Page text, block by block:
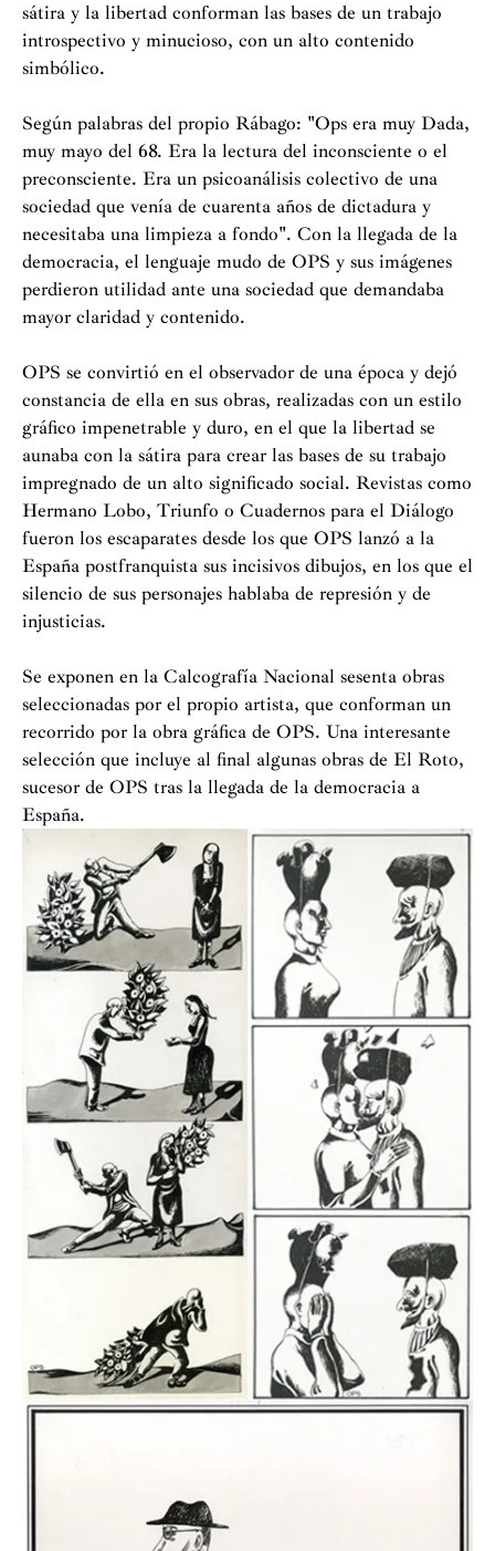
sátira y la libertad conforman las bases de un trabajo
introspectivo y minucioso, con un alto contenido
simbólico.
Según palabras del propio Rábago: "Ops era muy Dada,
muy mayo del 68. Era la lectura del inconsciente o el
preconsciente. Era un psicoanálisis colectivo de una
sociedad que venía de cuarenta años de dictadura y
necesitaba una limpieza a fondo". Con la llegada de la
democracia, el lenguaje mudo de OPS y sus imágenes
perdieron utilidad ante una sociedad que demandaba
mayor claridad y contenido.
OPS se convirtió en el observador de una época y dejó
constancia de ella en sus obras, realizadas con un estilo
gráfico impenetrable y duro, en el que la libertad se
aunaba con la sátira para crear las bases de su trabajo
impregnado de un alto significado social. Revistas como
Hermano Lobo, Triunfo o Cuadernos para el Diálogo
fueron los escaparates desde los que OPS lanzó a la
España postfranquista sus incisivos dibujos, en los que el
silencio de sus personajes hablaba de represión y de
injusticias.
Se exponen en la Calcografía Nacional sesenta obras
seleccionadas por el propio artista, que conforman un
recorrido por la obra gráfica de OPS. Una interesante
selección que incluye al final algunas obras de El Roto,
sucesor de OPS tras la llegada de la democracia a
España.